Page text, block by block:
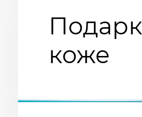
коже